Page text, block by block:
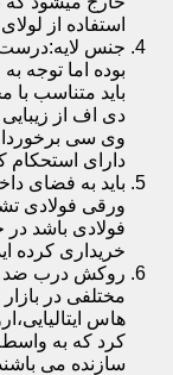
استفاده از
جنس
بوده اما توجه
باید متناسب
دی اف از
وی سی
دارای
باید به فضای
ورقی فولادی
فولادی باشد
خریداری کرده
روکش درب ضد
مختلفی در
هاس
کرد که به
سازنده می